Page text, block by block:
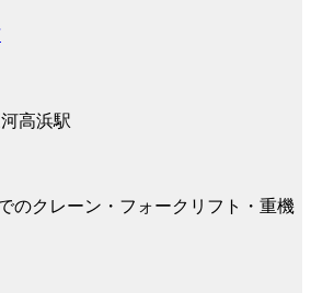
高浜駅
のクレーン・フォークリフト・重機